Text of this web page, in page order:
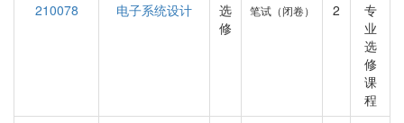
210078
电子系统设计
选
修
笔试（闭卷） 2
专
业
选
修
课
程